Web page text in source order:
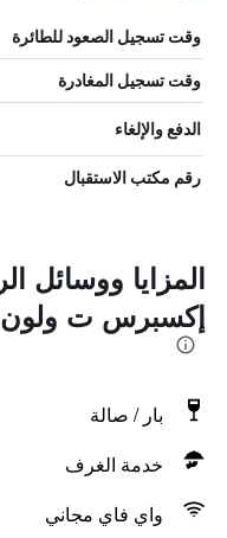
وقت تسجيل الصعود للطائرة
وقت تسجيل المغادرة
الدفع والإلغاء
رقم مكتب الاستقبال
المزايا ووسائل
إكسبرس ت ولون
بار / صالة
خدمة الغرف
واي فاي مجاني